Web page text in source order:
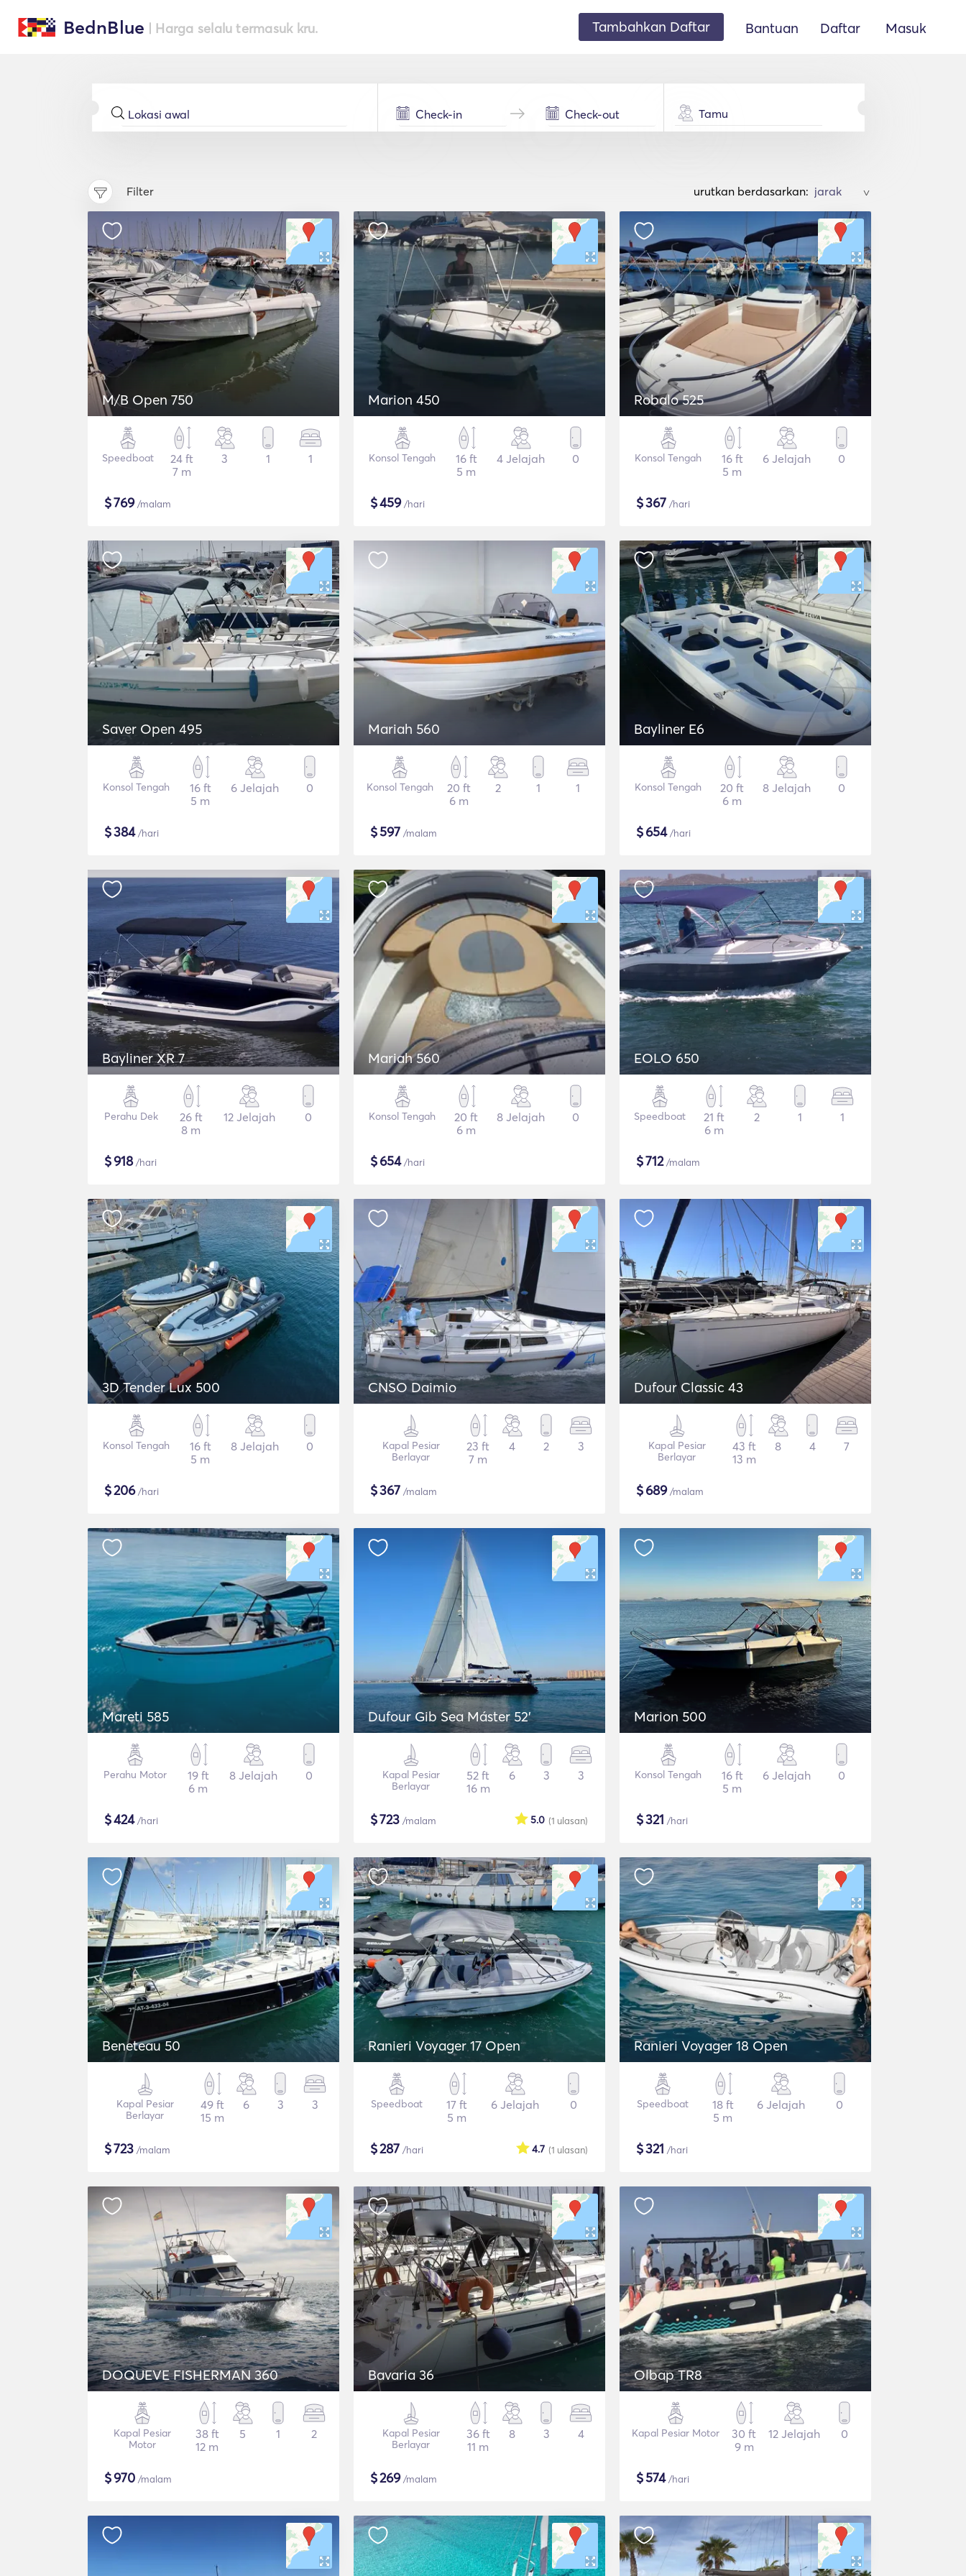
BednBlue | Harga selalu termasuk kru. Tambahkan Daftar Bantuan Daftar Masuk
Tamu
Filter urutkan berdasarkan: >
M/B Open 750
Speedboat
24 ft
7 m
3 1 1
$769/malam
Marion 450
Konsol Tengah
16 ft
5 m
4 Jelajah 0
$459/hari
Robalo 525
Konsol Tengah
16 ft
5 m
6 Jelajah 0
$367 /hari
Saver Open 495
Konsol Tengah
16 ft
5 m
6 Jelajah 0
$384/hari
Mariah 560
Konsol Tengah
20 ft
6 m
2 1 1
$597 /malam
Bayliner E6
Konsol Tengah
20 ft
6 m
8 Jelajah 0
$654/hari
Bayliner XR 7
Perahu Dek
26 ft
8 m
12 Jelajah 0
$918/hari
Mariah 560
Konsol Tengah
20 ft
6 m
8 Jelajah 0
$654/hari
EOLO 650
Speedboat
21 ft
6 m
2 1 1
$712/malam
3D Tender Lux 500
Konsol Tengah
16 ft
5 m
8 Jelajah 0
$206/hari
CNSO Daimio
Kapal Pesiar
Berlayar
23 ft
7 m
4 2 3
$367 /malam
Dufour Classic 43
Kapal Pesiar
Berlayar
43 ft
13 m
8 4 7
$689/malam
Mareti 585
Perahu Motor
19 ft
6 m
8 Jelajah 0
$424/hari
Dufour Gib Sea Máster 52’
Kapal Pesiar
Berlayar
52 ft
16 m
6 3 3
$723 /malam (1 ulasan)
5.0
Marion 500
Konsol Tengah
16 ft
5 m
6 Jelajah 0
$321 /hari
Beneteau 50
Kapal Pesiar
Berlayar
49 ft
15 m
6 3 3
$723 /malam
Ranieri Voyager 17 Open
Speedboat
17 ft
5 m
6 Jelajah 0
$287 /hari (1 ulasan)
4.7
Ranieri Voyager 18 Open
Speedboat
18 ft
5 m
6 Jelajah 0
$321 /hari
DOQUEVE FISHERMAN 360
Kapal Pesiar
Motor
38 ft
12 m
5 1 2
$970 /malam
Bavaria 36
Kapal Pesiar
Berlayar
36 ft
11 m
8 3 4
$269/malam
Olbap TR8
Kapal Pesiar Motor
30 ft
9 m
12 Jelajah 0
$574/hari